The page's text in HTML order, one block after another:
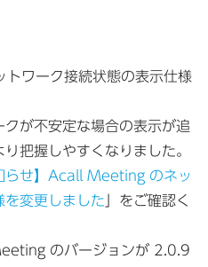
ワーク接続状態の表示仕様
が不安定な場合の表示が追
把握しやすくなりました。
らせ】Acall Meeting のネッ
を変更しました 」をご確認く
のバージョンが 2.0.9